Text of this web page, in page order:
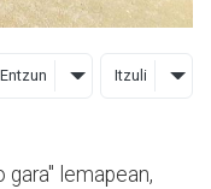
Entzun Itzuli
lemapean,